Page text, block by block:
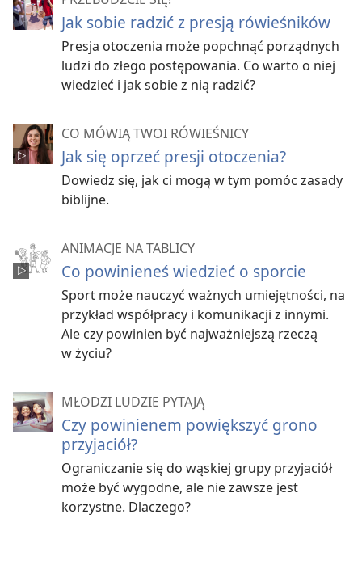
Jak sobie radzić z presją rówieśników
Presja otoczenia może popchnąć porządnych
ludzi do złego postępowania. Co warto o niej
wiedzieć i jak sobie z nią radzić?
CO MÓWIĄ TWOI RÓWIEŚNICY
Jak się oprzeć presji otoczenia?
Dowiedz się, jak ci mogą w tym pomóc zasady
biblijne.
ANIMACJE NA TABLICY
Co powinieneś wiedzieć o sporcie
Sport może nauczyć ważnych umiejętności, na
przykład współpracy i komunikacji z innymi.
Ale czy powinien być najważniejszą rzeczą
w życiu?
MŁODZI LUDZIE PYTAJĄ
Czy powinienem powiększyć grono
przyjaciół?
Ograniczanie się do wąskiej grupy przyjaciół
może być wygodne, ale nie zawsze jest
korzystne. Dlaczego?